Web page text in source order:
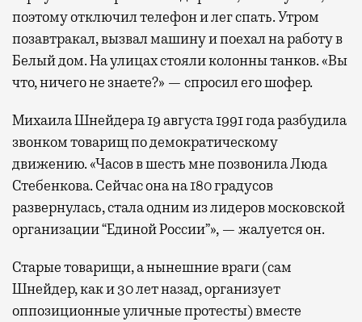
поэтому отключил телефон и лег спать. Утром
позавтракал, вызвал машину и поехал на работу в
Белый дом. На улицах стояли колонны танков. «Вы
что, ничего не знаете?» — спросил его шофер.
Михаила Шнейдера 19 августа 1991 года разбудила
звонком товарищ по демократическому
движению. «Часов в шесть мне позвонила Люда
Стебенкова. Сейчас она на 180 градусов
развернулась, стала одним из лидеров московской
организации “Единой России”», — жалуется он.
Старые товарищи, а нынешние враги (сам
Шнейдер, как и 30 лет назад, организует
оппозиционные уличные протесты) вместе